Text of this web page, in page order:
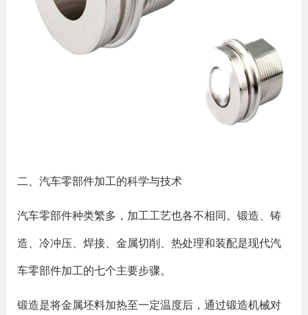
二、汽车零部件加工的科学与技术
汽车零部件种类繁多，加工工艺也各不相同。锻造、铸
造、冷冲压、焊接、金属切削、热处理和装配是现代汽
车零部件加工的七个主要步骤。
锻造是将金属坯料加热至一定温度后，通过锻造机械对